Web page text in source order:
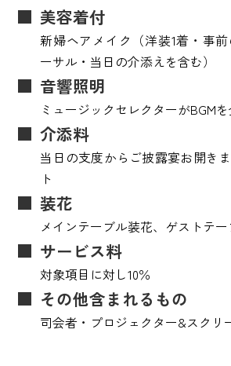
美容着付
新婦ヘアメイク（洋装1着・事
ーサル・当日の介添えを含む）
音響照明
ミュージックセレクターがBGM
介添料
当日の支度からご披露宴お開き
ト
装花
メインテーブル装花、ゲストテ
サービス料
対象項目に対し10％
その他含まれるもの
司会者・プロジェクター&スクリ